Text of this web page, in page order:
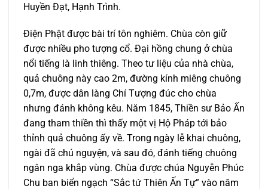
Huyền Đạt, Hạnh Trình.
Điện Phật được bài trí tôn nghiêm. Chùa còn giữ
được nhiều pho tượng cổ. Đại hồng chung ở chùa
nổi tiếng là linh thiêng. Theo tư liệu của nhà chùa,
quả chuông này cao 2m, đường kính miêng chuông
0,7m, được dân làng Chí Tượng đúc cho chùa
nhưng đánh không kêu. Năm 1845, Thiền sư Bảo Ấn
đang tham thiền thì thấy một vị Hộ Pháp tới bảo
thỉnh quả chuông ấy về. Trong ngày lễ khai chuông,
ngài đã chú nguyện, và sau đó, đánh tiếng chuông
ngân nga khắp vùng. Chùa được chúa Nguyễn Phúc
Chu ban biển ngạch “Sắc tứ Thiên Ấn Tự” vào năm